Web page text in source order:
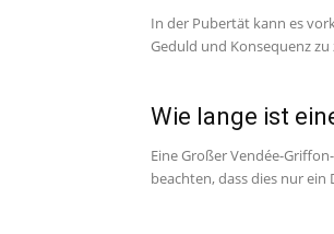
In der Pubertät kann es
Geduld und Konsequenz zu
Wie lange ist
Eine Großer Vendée-
beachten, dass dies nur